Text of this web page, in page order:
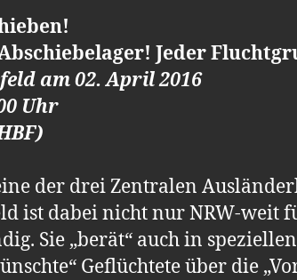
Jeder
am 02. April 2016
Uhr
der drei Zentralen
ist dabei nicht nur NRW-weit
Sie „berät“ auch in
Geflüchtete über die